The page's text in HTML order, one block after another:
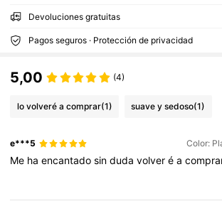
Devoluciones gratuitas
Pagos seguros · Protección de privacidad
5,00 (4)
lo volveré a comprar(1) suave y sedoso(1)
e***5 Color:
Me haencantadosindudavolveréa